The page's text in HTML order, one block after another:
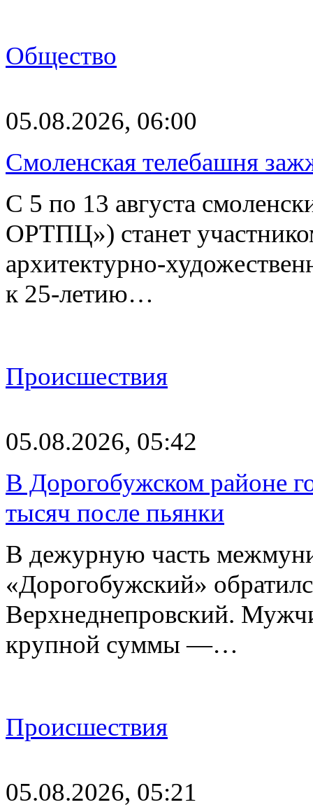
Общество
05.08.2026, 06:00
Смоленская телебашня
С 5 по 13 августа
ОРТПЦ») станет
архитектурно-
к 25-летию…
Происшествия
05.08.2026, 05:42
В Дорогобужском районе
тысяч после пьянки
В дежурную часть
«Дорогобужский»
Верхнеднепровский.
крупной суммы —…
Происшествия
05.08.2026, 05:21